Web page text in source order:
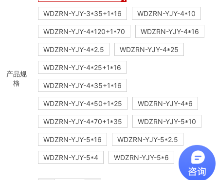
产品规
格
WDZRN-YJY-3*35+1*16 WDZRN-YJY-4*10
WDZRN-YJY-4*120+1*70 WDZRN-YJY-4*16
WDZRN-YJY-4*2.5 WDZRN-YJY-4*25
WDZRN-YJY-4*25+1*16
WDZRN-YJY-4*35+1*16
WDZRN-YJY-4*50+1*25 WDZRN-YJY-4*6
WDZRN-YJY-4*70+1*35 WDZRN-YJY-5*10
WDZRN-YJY-5*16 WDZRN-YJY-5*2.5
WDZRN-YJY-5*4 WDZRN-YJY-5*6